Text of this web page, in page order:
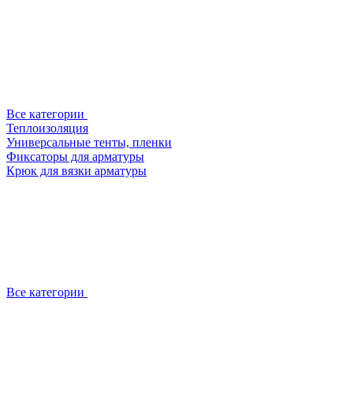
Все категории
Теплоизоляция
Универсальные тенты, пленки
Фиксаторы для арматуры
Крюк для вязки арматуры
Все категории